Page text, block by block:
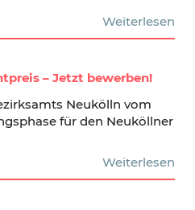
Weiterlesen
– Jetzt bewerben!
Neukölln vom
für den Neuköllner
Weiterlesen